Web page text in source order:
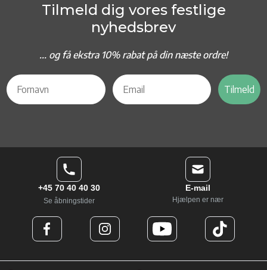
Tilmeld dig vores festlige
nyhedsbrev
... og få ekstra 10% rabat på din næste ordre!
Tilmeld
+45 70 40 40 30
Se åbningstider
E-mail
Hjælpen er nær